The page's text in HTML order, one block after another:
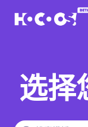
选择